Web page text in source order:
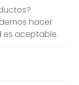
hacer
es aceptable.